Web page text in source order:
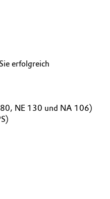
erfolgreich
NE 130 und NA 106)